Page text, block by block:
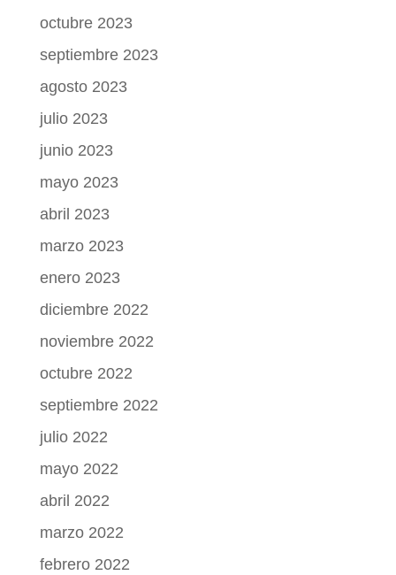
octubre 2023
septiembre 2023
agosto 2023
julio 2023
junio 2023
mayo 2023
abril 2023
marzo 2023
enero 2023
diciembre 2022
noviembre 2022
octubre 2022
septiembre 2022
julio 2022
mayo 2022
abril 2022
marzo 2022
febrero 2022